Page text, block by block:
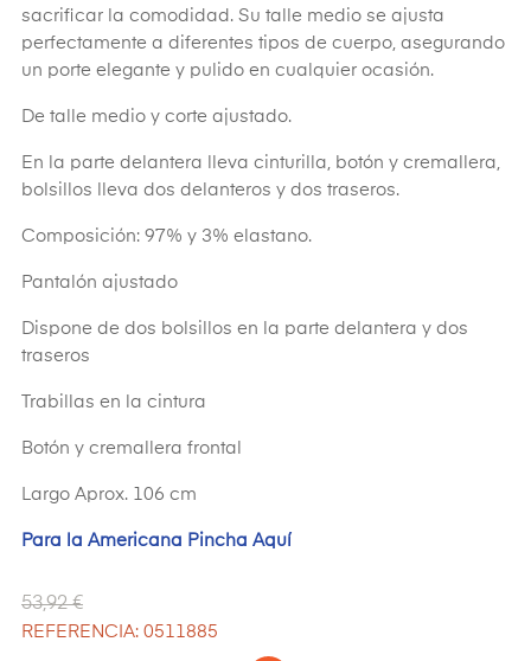
sacrificar la comodidad. Su talle medio se ajusta
perfectamente a diferentes tipos de cuerpo, asegurando
un porte elegante y pulido en cualquier ocasión.
De talle medio y corte ajustado.
En la parte delantera lleva cinturilla, botón y cremallera,
bolsillos lleva dos delanteros y dos traseros.
Composición: 97% y 3% elastano.
Pantalón ajustado
Dispone de dos bolsillos en la parte delantera y dos
traseros
Trabillas en la cintura
Botón y cremallera frontal
Largo Aprox. 106 cm
Para la Americana Pincha Aquí
53,92 €
REFERENCIA: 0511885